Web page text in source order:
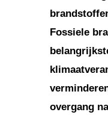
Fossiele
overgang